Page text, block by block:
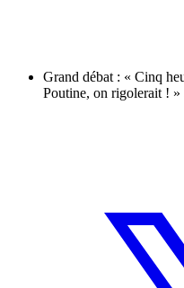
Grand débat : « Cinq
Poutine, on rigolerait ! »